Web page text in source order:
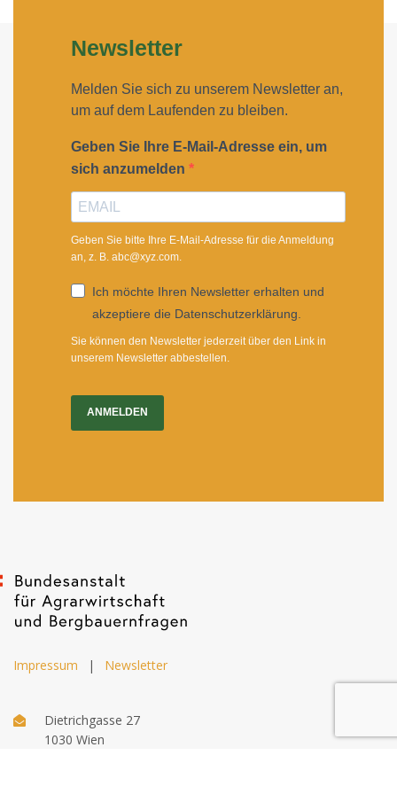
Newsletter
Melden Sie sich zu unserem Newsletter an,
um auf dem Laufenden zu bleiben.
Geben Sie Ihre E-Mail-Adresse ein, um
sich anzumelden
Geben Sie bitte Ihre E-Mail-Adresse für die Anmeldung
an, z. B. abc@xyz.com.
Ich möchte Ihren Newsletter erhalten und
akzeptiere die Datenschutzerklärung.
Sie können den Newsletter jederzeit über den Link in
unserem Newsletter abbestellen.
ANMELDEN
Impressum | Newsletter
Dietrichgasse 27
1030 Wien